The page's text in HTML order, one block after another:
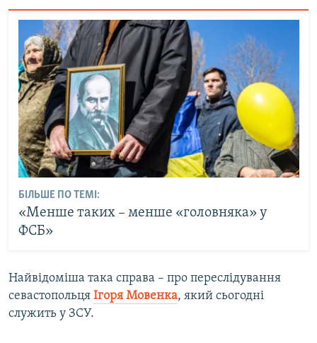
БІЛЬШЕ ПО ТЕМІ:
«Менше таких – менше «головняка» у
ФСБ»
Найвідоміша така справа – про переслідування
севастопольця Ігоря Мовенка, який сьогодні
служить у ЗСУ.